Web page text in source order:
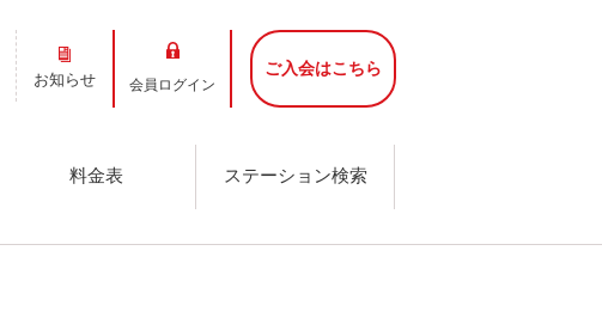
お知らせ 会員ログイン
ご入会はこちら
料金表 ステーション検索